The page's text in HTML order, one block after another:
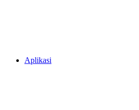
Aplikasi